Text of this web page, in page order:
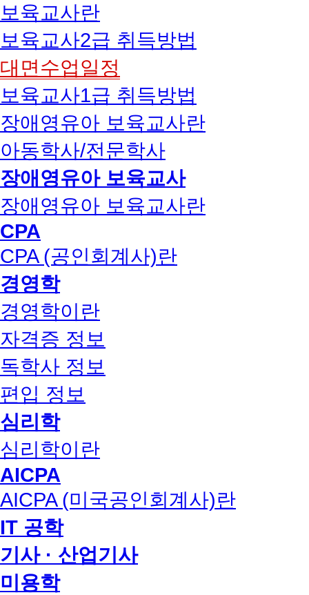
보육교사란
보육교사2급 취득방법
대면수업일정
보육교사1급 취득방법
장애영유아 보육교사란
아동학사/전문학사
장애영유아 보육교사
장애영유아 보육교사란
CPA
CPA (공인회계사)란
경영학
경영학이란
자격증 정보
독학사 정보
편입 정보
심리학
심리학이란
AICPA
AICPA (미국공인회계사)란
IT 공학
기사 · 산업기사
미용학